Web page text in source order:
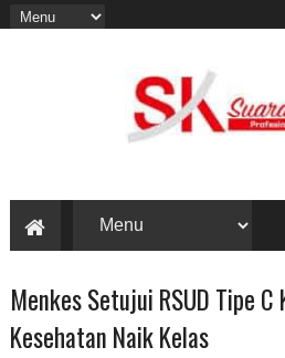
Menkes Setujui RSUD Tipe C
Kesehatan Naik Kelas